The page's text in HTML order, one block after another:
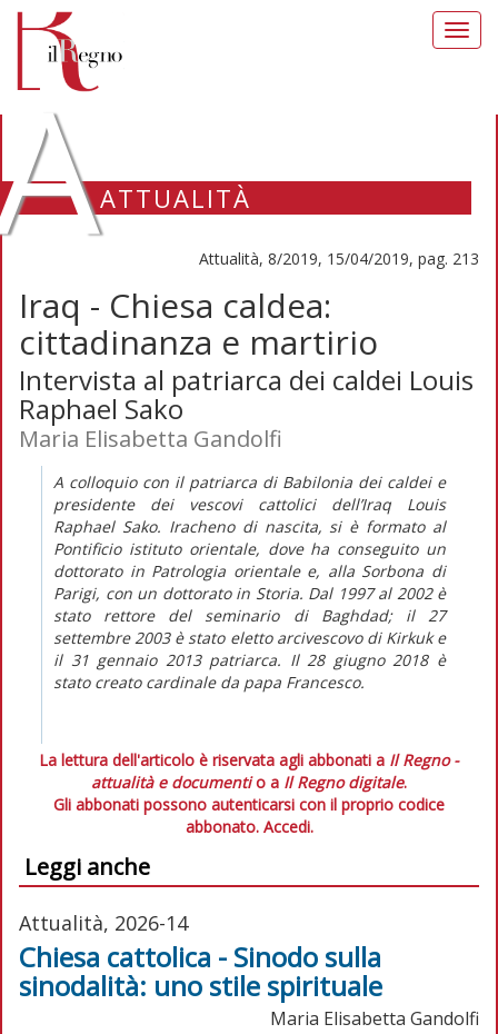
ATTUALITÀ
Attualità, 8/2019, 15/04/2019, pag. 213
Iraq - Chiesa caldea:
cittadinanza e martirio
Intervista al patriarca dei caldei Louis
Raphael Sako
Maria Elisabetta Gandolfi
A colloquio con il patriarca di Babilonia dei caldei e
presidente dei vescovi cattolici dell’Iraq Louis
Raphael Sako. Iracheno di nascita, si è formato al
Pontificio istituto orientale, dove ha conseguito un
dottorato in Patrologia orientale e, alla Sorbona di
Parigi, con un dottorato in Storia. Dal 1997 al 2002 è
stato rettore del seminario di Baghdad; il 27
settembre 2003 è stato eletto arcivescovo di Kirkuk e
il 31 gennaio 2013 patriarca. Il 28 giugno 2018 è
stato creato cardinale da papa Francesco.
La lettura dell'articolo è riservata agli abbonati a Il Regno -
attualità e documentio a Il Regno digitale.
Gli abbonati possono autenticarsi con il proprio codice
abbonato. Accedi.
Leggi anche
Attualità, 2026-14
Chiesa cattolica - Sinodo sulla
sinodalità: uno stile spirituale
Maria Elisabetta Gandolfi